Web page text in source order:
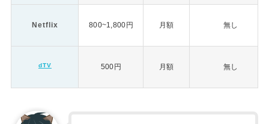
Netflix 800~1,800円 月額 無し
dTV 500円 月額 無し